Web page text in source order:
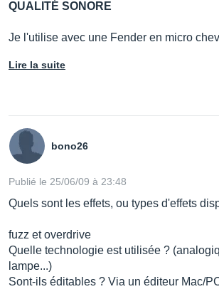
QUALITÉ SONORE
Je l'utilise avec une Fender en micro
Lire la suite
bono26
Publié le 25/06/09 à 23:48
Quels sont les effets, ou types d'effets
fuzz et overdrive
Quelle technologie est utilisée ?
lampe...)
Sont-ils éditables ? Via un éditeur Mac/